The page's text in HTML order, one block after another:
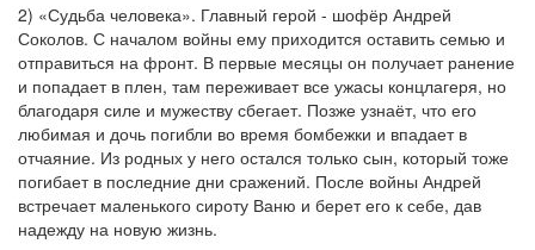
2) «Судьба человека». Главный герой - шофёр Андрей
Соколов. С началом войны ему приходится оставить семью и
отправиться на фронт. В первые месяцы он получает ранение
и попадает в плен, там переживает все ужасы концлагеря, но
благодаря силе и мужеству сбегает. Позже узнаёт, что его
любимая и дочь погибли во время бомбежки и впадает в
отчаяние. Из родных у него остался только сын, который тоже
погибает в последние дни сражений. После войны Андрей
встречает маленького сироту Ваню и берет его к себе, дав
надежду на новую жизнь.